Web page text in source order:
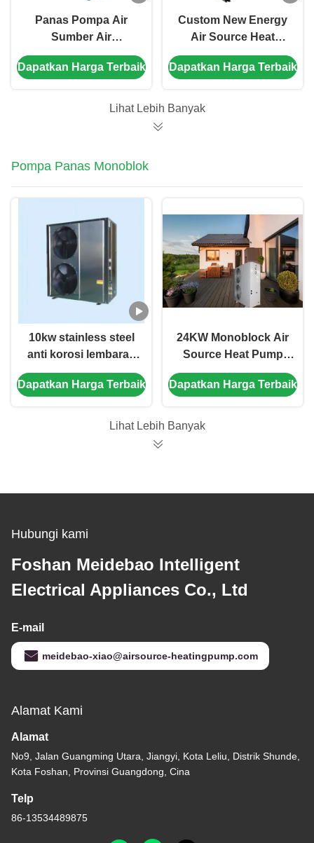
Panas Pompa Air
Sumber Air
Disesuaikan Air Air
Panas Pompa Panas
Pemanas Air
Dapatkan Harga Terbaik
Custom New Energy
Air Source Heat
Pump Direct Heating
Pemanas Air
Dapatkan Harga Terbaik
Lihat Lebih Banyak
Pompa Panas Monoblok
10kw stainless steel
anti korosi lembaran
Air sumber Pump
panas Air untuk
Dapatkan Harga Terbaik
24KW Monoblock Air
Source Heat Pump
R32 Pendingin Low
Carbon Heat Pump
Dapatkan Harga Terbaik
Lihat Lebih Banyak
Hubungi kami
Foshan Meidebao Intelligent
Electrical Appliances Co., Ltd
E-mail
meidebao-xiao@airsource-heatingpump.com
Alamat Kami
Alamat
No9, Jalan Guangming Utara, Jiangyi, Kota Leliu, Distrik Shunde,
Kota Foshan, Provinsi Guangdong, Cina
Telp
86-13534489875